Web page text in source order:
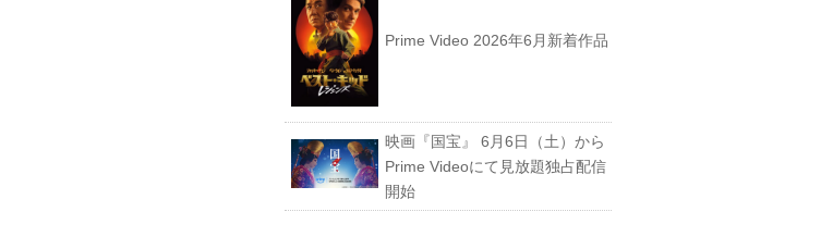
Prime Video 2026年6月新着作品
映画『国宝』 6月6日（土）から
Prime Videoにて見放題独占配信
開始